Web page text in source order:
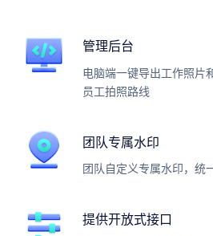
管理后台
电脑端一键导出工作照片
员工拍照路线
团队专属水印
团队自定义专属水印，统
提供开放式接口